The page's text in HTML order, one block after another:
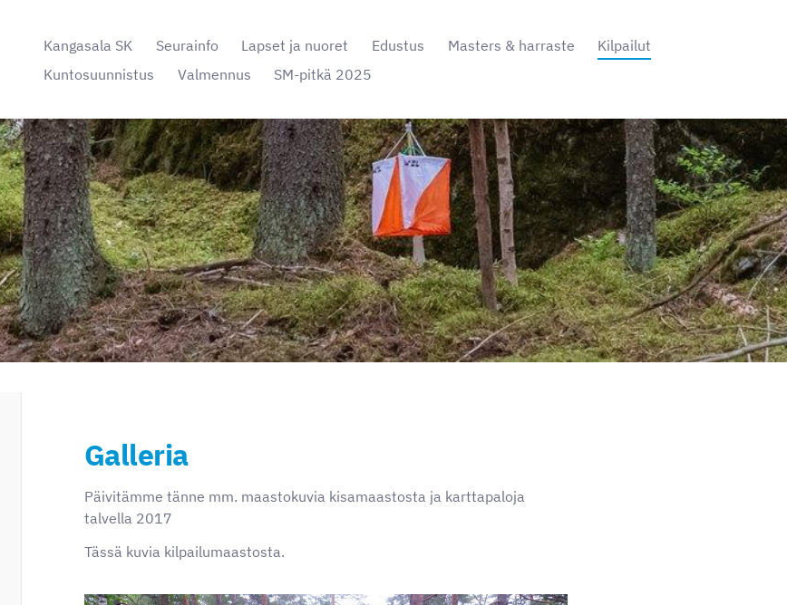
Kangasala SK Seurainfo Lapset ja nuoret Edustus Masters & harraste
Kilpailut
Kuntosuunnistus
Valmennus SM-pitkä 2025
Galleria
Päivitämme tänne mm. maastokuvia kisamaastosta ja karttapaloja
talvella 2017
Tässä kuvia kilpailumaastosta.